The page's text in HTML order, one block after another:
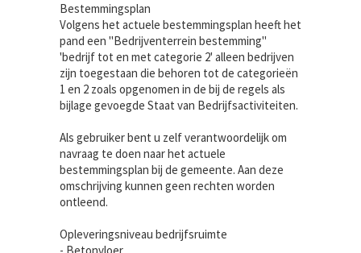
Bestemmingsplan
Volgens het actuele bestemmingsplan heeft het
pand een "Bedrijventerrein bestemming"
'bedrijf tot en met categorie 2' alleen bedrijven
zijn toegestaan die behoren tot de categorieën
1 en 2 zoals opgenomen in de bij de regels als
bijlage gevoegde Staat van Bedrijfsactiviteiten.
Als gebruiker bent u zelf verantwoordelijk om
navraag te doen naar het actuele
bestemmingsplan bij de gemeente. Aan deze
omschrijving kunnen geen rechten worden
ontleend.
Opleveringsniveau bedrijfsruimte